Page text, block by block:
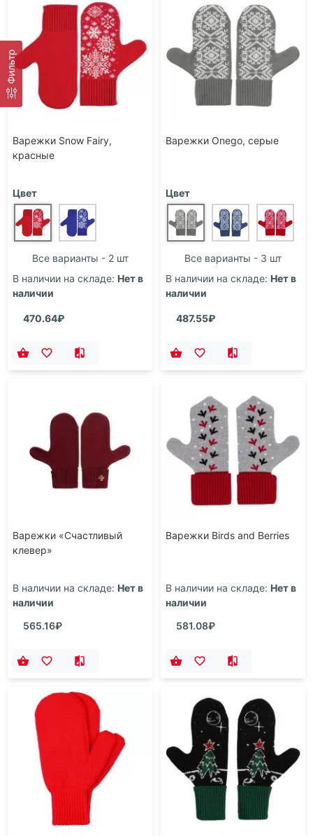
Фильтр
Варежки Snow Fairy,
красные
Цвет
Все варианты - 2 шт
В наличии на складе: Нет в
наличии
470.64₽
Варежки Onego, серые
Цвет
Все варианты - 3 шт
В наличии на складе: Нет в
наличии
487.55₽
Варежки «Счастливый
клевер»
В наличии на складе: Нет в
наличии
565.16₽
Варежки Birds and Berries
В наличии на складе: Нет в
наличии
581.08₽